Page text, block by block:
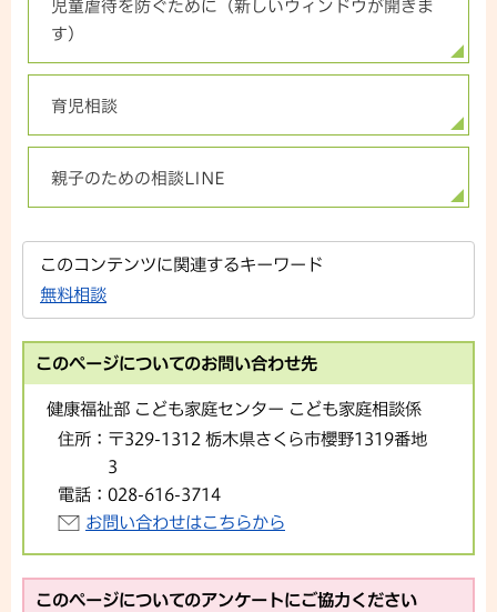
児童虐待を防ぐために（新しいウィンドウが開きま
す）
育児相談
親子のための相談LINE
このコンテンツに関連するキーワード
無料相談
このページについてのお問い合わせ先
健康福祉部 こども家庭センター こども家庭相談係
住所： 〒329-1312 栃木県さくら市櫻野1319番地
3
電話： 028-616-3714
お問い合わせはこちらから
このページについてのアンケートにご協力ください